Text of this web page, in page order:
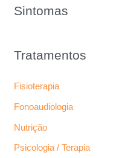
Sintomas
Tratamentos
Fisioterapia
Fonoaudiologia
Nutrição
Psicologia / Terapia